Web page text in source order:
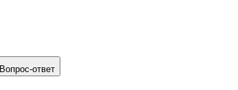
Вопрос-ответ